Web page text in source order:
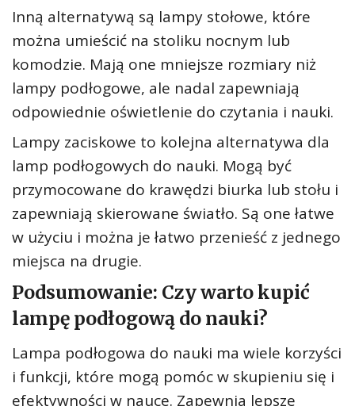
Inną alternatywą są lampy stołowe, które
można umieścić na stoliku nocnym lub
komodzie. Mają one mniejsze rozmiary niż
lampy podłogowe, ale nadal zapewniają
odpowiednie oświetlenie do czytania i nauki.
Lampy zaciskowe to kolejna alternatywa dla
lamp podłogowych do nauki. Mogą być
przymocowane do krawędzi biurka lub stołu i
zapewniają skierowane światło. Są one łatwe
w użyciu i można je łatwo przenieść z jednego
miejsca na drugie.
Podsumowanie: Czy warto kupić
lampę podłogową do nauki?
Lampa podłogowa do nauki ma wiele korzyści
i funkcji, które mogą pomóc w skupieniu się i
efektywności w nauce. Zapewnia lepsze